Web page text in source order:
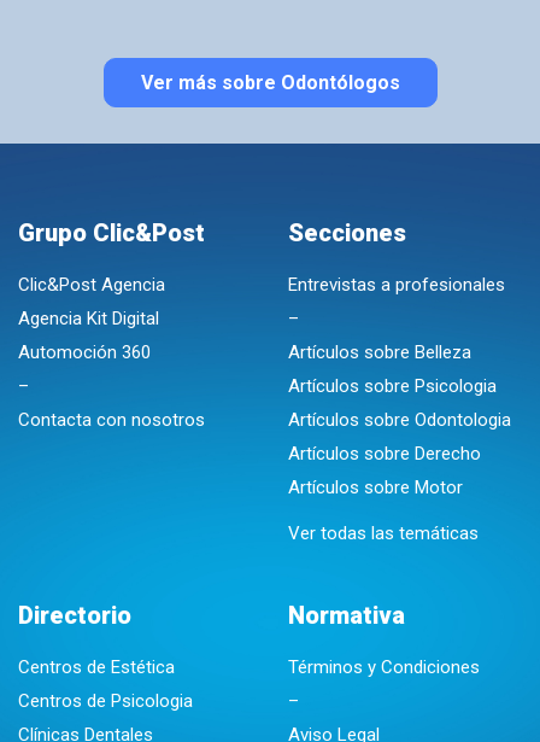
Ver más sobre Odontólogos
Grupo Clic&Post
Clic&Post Agencia
Agencia Kit Digital
Automoción 360
–
Contacta con nosotros
Secciones
Entrevistas a profesionales
–
Artículos sobre Belleza
Artículos sobre Psicologia
Artículos sobre Odontologia
Artículos sobre Derecho
Artículos sobre Motor
Ver todas las temáticas
Directorio
Centros de Estética
Centros de Psicologia
Clínicas Dentales
Normativa
Términos y Condiciones
–
Aviso Legal